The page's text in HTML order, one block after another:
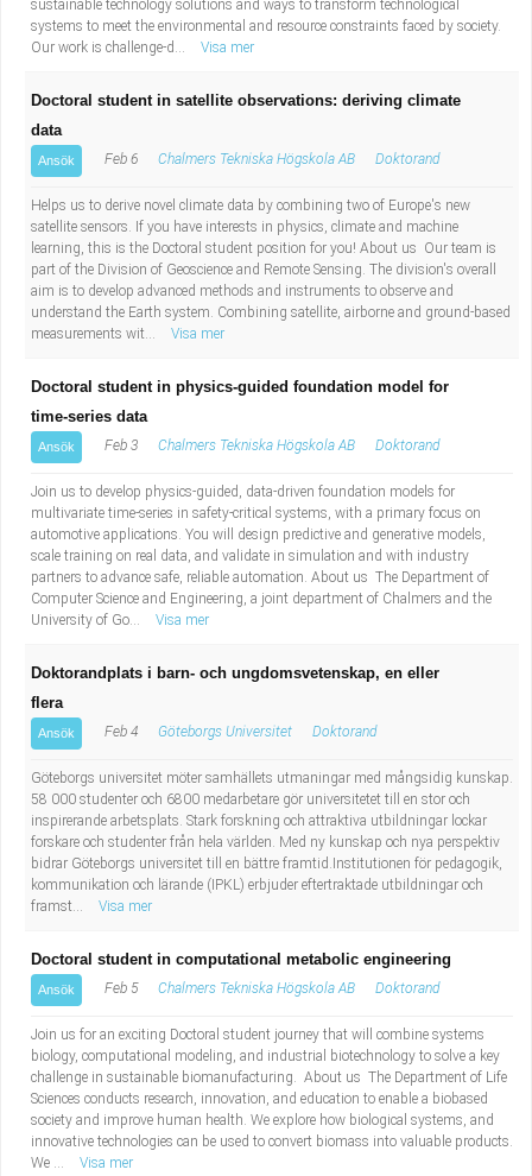
sustainable technology solutions and ways to transform technological
systems to meet the environmental and resource constraints faced by society.
Our work is challenge-d...
Visa mer
Doctoral student in satellite observations: deriving climate
data
Ansök Feb 6 Chalmers Tekniska Högskola AB Doktorand
Helps us to derive novel climate data by combining two of Europe's new
satellite sensors. If you have interests in physics, climate and machine
learning, this is the Doctoral student position for you! About us Our team is
part of the Division of Geoscience and Remote Sensing. The division's overall
aim is to develop advanced methods and instruments to observe and
understand the Earth system. Combining satellite, airborne and ground-based
measurements wit...
Visa mer
Doctoral student in physics-guided foundation model for
time-series data
Ansök Feb 3 Chalmers Tekniska Högskola AB Doktorand
Join us to develop physics-guided, data-driven foundation models for
multivariate time-series in safety-critical systems, with a primary focus on
automotive applications. You will design predictive and generative models,
scale training on real data, and validate in simulation and with industry
partners to advance safe, reliable automation. About us The Department of
Computer Science and Engineering, a joint department of Chalmers and the
University of Go...
Visa mer
Doktorandplats i barn- och ungdomsvetenskap, en eller
flera
Ansök Feb 4 Göteborgs Universitet Doktorand
Göteborgs universitet möter samhällets utmaningar med mångsidig kunskap.
58 000 studenter och 6800 medarbetare gör universitetet till en stor och
inspirerande arbetsplats. Stark forskning och attraktiva utbildningar lockar
forskare och studenter från hela världen. Med ny kunskap och nya perspektiv
bidrar Göteborgs universitet till en bättre framtid.Institutionen för pedagogik,
kommunikation och lärande (IPKL) erbjuder eftertraktade utbildningar och
framst...
Visa mer
Doctoral student in computational metabolic engineering
Ansök Feb 5 Chalmers Tekniska Högskola AB Doktorand
Join us for an exciting Doctoral student journey that will combine systems
biology, computational modeling, and industrial biotechnology to solve a key
challenge in sustainable biomanufacturing. About us The Department of Life
Sciences conducts research, innovation, and education to enable a biobased
society and improve human health. We explore how biological systems, and
innovative technologies can be used to convert biomass into valuable products.
We ...
Visa mer